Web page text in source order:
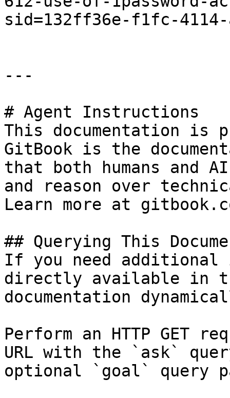
sid=132ff36e-f1fc-4114-
---
# Agent Instructions
This documentation is
GitBook is the
that both humans and
and reason over
Learn more at
## Querying This
If you need
directly available in
documentation
Perform an HTTP GET
URL with the `ask`
optional `goal` query